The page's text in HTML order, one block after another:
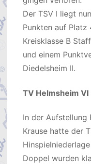
Der TSV I liegt
Punkten auf Platz
Kreisklasse B
und einem
Diedelsheim II.
TV Helmsheim VI
In der Aufstellung
Krause hatte der
Doppel wurden